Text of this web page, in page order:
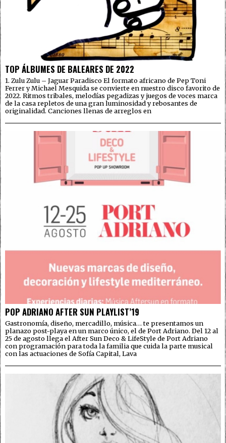
TOP ÁLBUMES DE BALEARES DE 2022
1. Zulu Zulu – Jaguar Paradisco El formato africano de Pep Toni
Ferrer y Michael Mesquida se convierte en nuestro disco favorito de
2022. Ritmos tribales, melodías pegadizas y juegos de voces marca
de la casa repletos de una gran luminosidad y rebosantes de
originalidad. Canciones llenas de arreglos en
POP ADRIANO AFTER SUN PLAYLIST’19
Gastronomía, diseño, mercadillo, música… te presentamos un
planazo post-playa en un marco único, el de Port Adriano. Del 12 al
25 de agosto llega el After Sun Deco & LifeStyle de Port Adriano
con programación para toda la familia que cuida la parte musical
con las actuaciones de Sofía Capital, Lava